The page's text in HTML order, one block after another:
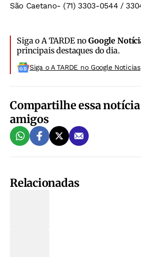
São Caetano- (71) 3303-0544 /
Siga o A TARDE noGoogle
principais destaques do dia.
Siga o A TARDE no Google Noticias
Compartilhe essa notícia
amigos
Relacionadas